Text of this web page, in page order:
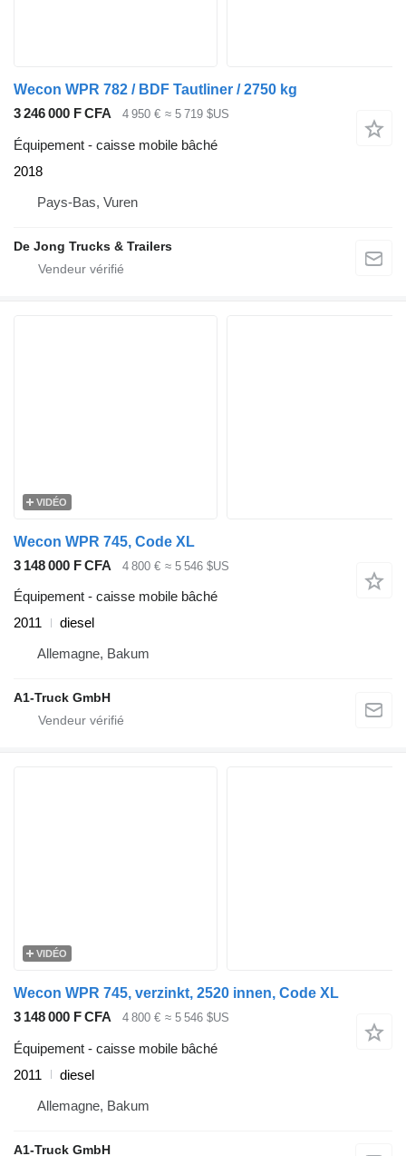
Wecon WPR 782 / BDF Tautliner / 2750 kg
3 246 000 F CFA
4 950 € ≈ 5 719 $US
Équipement - caisse mobile bâché
2018
Pays-Bas, Vuren
De Jong Trucks & Trailers
VIDÉO
Wecon WPR 745, Code XL
3 148 000 F CFA
4 800 € ≈ 5 546 $US
Équipement - caisse mobile bâché
2011
diesel
Allemagne, Bakum
A1-Truck GmbH
VIDÉO
Wecon WPR 745, verzinkt, 2520 innen, Code XL
3 148 000 F CFA
4 800 € ≈ 5 546 $US
Équipement - caisse mobile bâché
2011
diesel
Allemagne, Bakum
A1-Truck GmbH